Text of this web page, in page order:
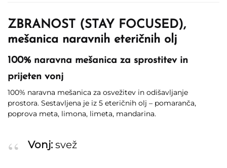
ZBRANOST (STAY FOCUSED),
mešanica naravnih eteričnih olj
100% naravna mešanica za sprostitev in
prijeten vonj
100% naravna mešanica za osvežitev in odišavljanje
prostora. Sestavljena je iz 5 eteričnih olj – pomaranča,
poprova meta, limona, limeta, mandarina.
Vonj: svež